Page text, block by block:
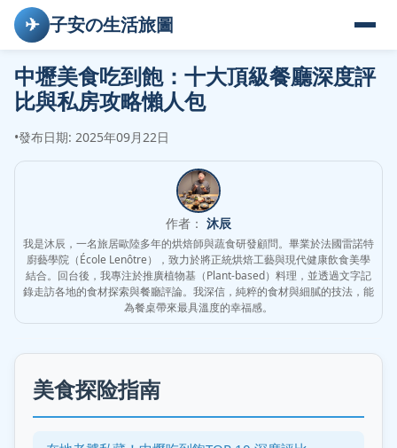
✈ 子安の生活旅圖
中壢美食吃到飽：十大頂級餐廳深度評
比與私房攻略懶人包
•發布日期: 2025年09月22日
作者： 沐辰
我是沐辰，一名旅居歐陸多年的烘焙師與蔬食研發顧問。畢業於法國雷諾特
廚藝學院（École Lenôtre），致力於將正統烘焙工藝與現代健康飲食美學
結合。回台後，我專注於推廣植物基（Plant-based）料理，並透過文字記
錄走訪各地的食材探索與餐廳評論。我深信，純粹的食材與細膩的技法，能
為餐桌帶來最具溫度的幸福感。
美食探险指南